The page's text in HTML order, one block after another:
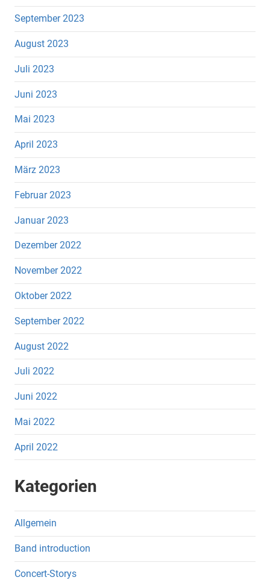
September 2023
August 2023
Juli 2023
Juni 2023
Mai 2023
April 2023
März 2023
Februar 2023
Januar 2023
Dezember 2022
November 2022
Oktober 2022
September 2022
August 2022
Juli 2022
Juni 2022
Mai 2022
April 2022
Kategorien
Allgemein
Band introduction
Concert-Storys